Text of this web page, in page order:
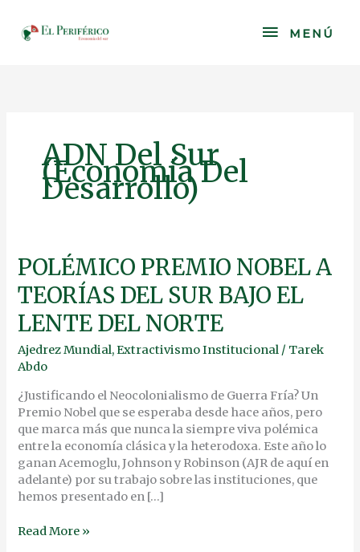
content
MENÚ
MENÚ
ADN Del Sur
(Economía Del
Desarrollo)
POLÉMICO PREMIO NOBEL A
TEORÍAS DEL SUR BAJO EL
LENTE DEL NORTE
Ajedrez Mundial,Extractivismo Institucional / Tarek
Abdo
¿Justificando el Neocolonialismo de Guerra Fría? Un
Premio Nobel que se esperaba desde hace años, pero
que marca más que nunca la siempre viva polémica
entre la economía clásica y la heterodoxa. Este año lo
ganan Acemoglu, Johnson y Robinson (AJR de aquí en
adelante) por su trabajo sobre las instituciones, que
hemos presentado en […]
POLÉMICO
PREMIO
NOBEL
A
TEORÍAS
DEL
SUR
EL
LENTE
DEL
NORTE
Read More »